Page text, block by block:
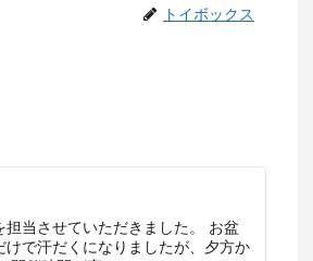
トイボックス
当させていただきました。 お盆
で汗だくになりましたが、夕方か